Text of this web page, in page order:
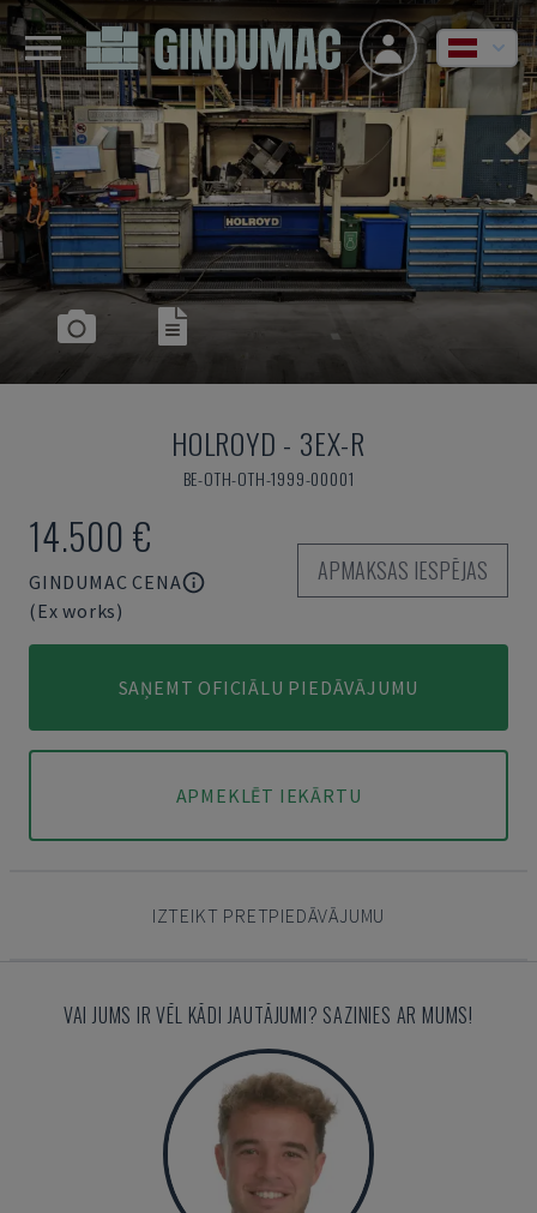
HOLROYD - 3EX-R
BE-OTH-OTH-1999-00001
14.500 €
GINDUMAC CENA
(Ex works)
APMAKSAS IESPĒJAS
SAŅEMT OFICIĀLU PIEDĀVĀJUMU
APMEKLĒT IEKĀRTU
IZTEIKT PRETPIEDĀVĀJUMU
VAI JUMS IR VĒL KĀDI JAUTĀJUMI? SAZINIES AR MUMS!